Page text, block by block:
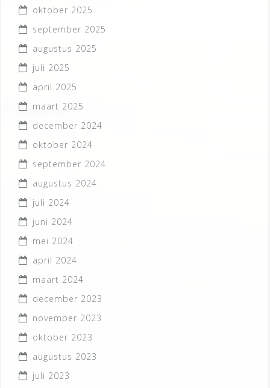
oktober 2025
september 2025
augustus 2025
juli 2025
april 2025
maart 2025
december 2024
oktober 2024
september 2024
augustus 2024
juli 2024
juni 2024
mei 2024
april 2024
maart 2024
december 2023
november 2023
oktober 2023
augustus 2023
juli 2023